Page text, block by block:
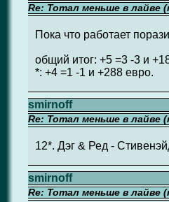
Re: Тотал меньше в лайве
Пока что работает
общий итог: +5 =3 -3 и
*: +4 =1 -1 и +288 евро.
smirnoff
Re: Тотал меньше в лайве
12*. Дэг & Ред -
smirnoff
Re: Тотал меньше в лайве